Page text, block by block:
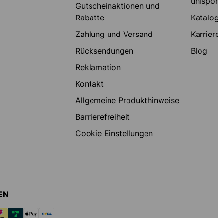
Gutscheinaktionen und
Rabatte
Zahlung und Versand
Rücksendungen
Reklamation
Kontakt
Allgemeine Produkthinweise
Barrierefreiheit
Cookie Einstellungen
Blog